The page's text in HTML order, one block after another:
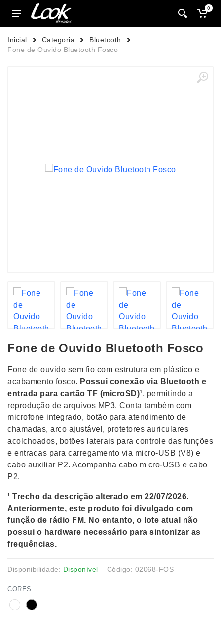
0
Inicial Categoria
Bluetooth
Fone de Ouvido Bluetooth Fosco
Fone de Ouvido Bluetooth Fosco
Fone de ouvido sem fio com estrutura em plástico e
acabamento fosco. Possui conexão via Bluetooth e
entrada para cartão TF (microSD)¹, permitindo a
reprodução de arquivos MP3. Conta também com
microfone integrado, botão para atendimento de
chamadas, arco ajustável, protetores auriculares
acolchoados, botões laterais para controle das funções
e entradas para carregamento via micro-USB (V8) e
cabo auxiliar P2. Acompanha cabo micro-USB e cabo
P2.
¹ Trecho da descrição alterado em 22/07/2026.
Anteriormente, este produto foi divulgado com
função de rádio FM. No entanto, o lote atual não
possui o hardware necessário para sintonizar as
frequências.
Disponibilidade: Disponível Código: 02068-FOS
CORES